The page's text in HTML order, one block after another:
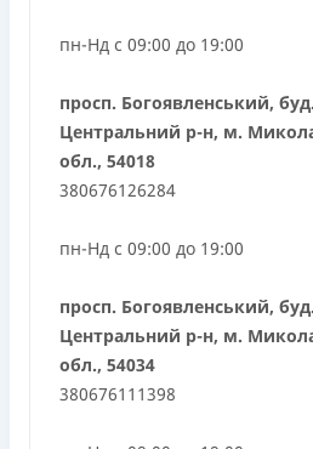
пн-Нд с 09:00 до 19:00
просп. Богоявленський,
Центральний р-н, м.
обл., 54018
380676126284
пн-Нд с 09:00 до 19:00
просп. Богоявленський,
Центральний р-н, м.
обл., 54034
380676111398